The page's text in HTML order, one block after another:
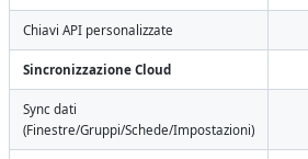
Chiavi API personalizzate
Sincronizzazione Cloud
Sync dati
(Finestre/Gruppi/Schede/Impostazioni)